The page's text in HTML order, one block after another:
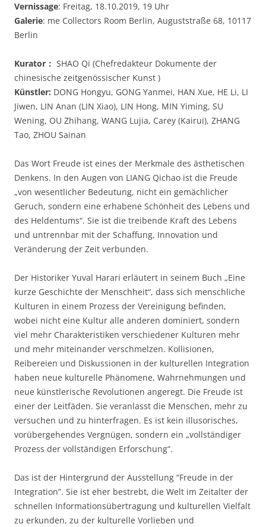
Vernissage: Freitag, 18.10.2019, 19 Uhr
Galerie: me Collectors Room Berlin, Auguststraße 68, 10117
Berlin
Kurator： SHAO Qi (Chefredakteur Dokumente der
chinesische zeitgenössischer Kunst )
Künstler: DONG Hongyu, GONG Yanmei, HAN Xue, HE Li, LI
Jiwen, LIN Anan (LIN Xiao), LIN Hong, MIN Yiming, SU
Wening, OU Zhihang, WANG Lujia, Carey (Kairui), ZHANG
Tao, ZHOU Sainan
Das Wort Freude ist eines der Merkmale des ästhetischen
Denkens. In den Augen von LIANG Qichao ist die Freude
„von wesentlicher Bedeutung, nicht ein gemächlicher
Geruch, sondern eine erhabene Schönheit des Lebens und
des Heldentums“. Sie ist die treibende Kraft des Lebens
und untrennbar mit der Schaffung, Innovation und
Veränderung der Zeit verbunden.
Der Historiker Yuval Harari erläutert in seinem Buch „Eine
kurze Geschichte der Menschheit“, dass sich menschliche
Kulturen in einem Prozess der Vereinigung befinden,
wobei nicht eine Kultur alle anderen dominiert, sondern
viel mehr Charakteristiken verschiedener Kulturen mehr
und mehr miteinander verschmelzen. Kollisionen,
Reibereien und Diskussionen in der kulturellen Integration
haben neue kulturelle Phänomene, Wahrnehmungen und
neue künstlerische Revolutionen angeregt. Die Freude ist
einer der Leitfäden. Sie veranlasst die Menschen, mehr zu
versuchen und zu hinterfragen. Es ist kein illusorisches,
vorübergehendes Vergnügen, sondern ein „vollständiger
Prozess der vollständigen Erforschung“.
Das ist der Hintergrund der Ausstellung “Freude in der
Integration”. Sie ist eher bestrebt, die Welt im Zeitalter der
schnellen Informationsübertragung und kulturellen Vielfalt
zu erkunden, zu der kulturelle Vorlieben und